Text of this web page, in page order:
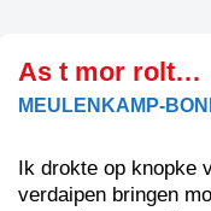
As t mor rolt…
MEULENKAMP-
Ik drokte op knopke
verdaipen bringen